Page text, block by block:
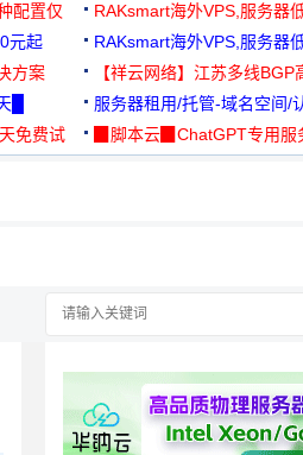
配置仅
RAKsmart海外VPS,服务器
用★
元起
RAKsmart海外VPS,服务器
用★
方案
【祥云网络】江苏多线
█
服务器租用/托管-域名空间/
免费试
▉脚本云▉ChatGPT专用服